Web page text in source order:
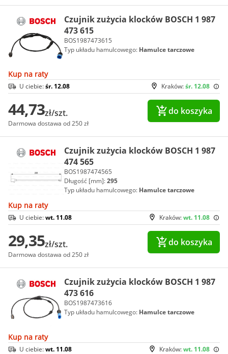
Czujnik zużycia klocków BOSCH 1 987
473 615
BOS1987473615
Typ układu hamulcowego: Hamulce tarczowe
Kup na raty
Kraków:śr. 12.08
U ciebie:śr. 12.08
44,73zł/szt.
Darmowa dostawa od 250 zł
do koszyka
Czujnik zużycia klocków BOSCH 1 987
474 565
BOS1987474565
Długość [mm]:295
Typ układu hamulcowego: Hamulce tarczowe
Kup na raty
Kraków:wt. 11.08
U ciebie:wt. 11.08
29,35zł/szt.
Darmowa dostawa od 250 zł
do koszyka
Czujnik zużycia klocków BOSCH 1 987
473 616
BOS1987473616
Typ układu hamulcowego: Hamulce tarczowe
Kup na raty
Kraków:wt. 11.08
U ciebie:wt. 11.08